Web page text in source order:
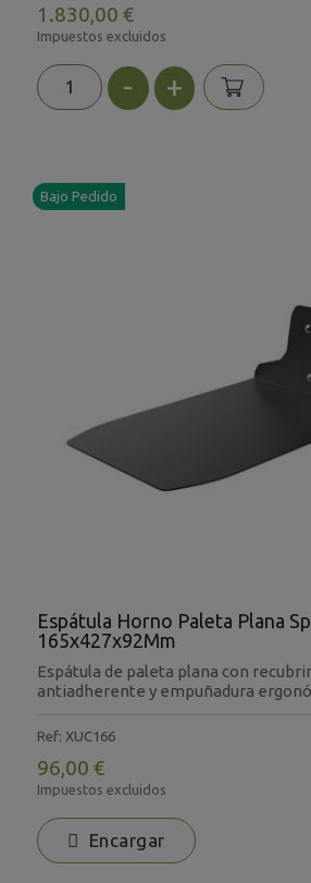
1.830,00 €
Impuestos excluidos
- +
Espátula Horno Paleta Plana
165x427x92Mm
Espátula de paleta plana con
antiadherente y empuñadura
Ref: XUC166
96,00 €
Impuestos excluidos
Encargar
Bajo Pedido